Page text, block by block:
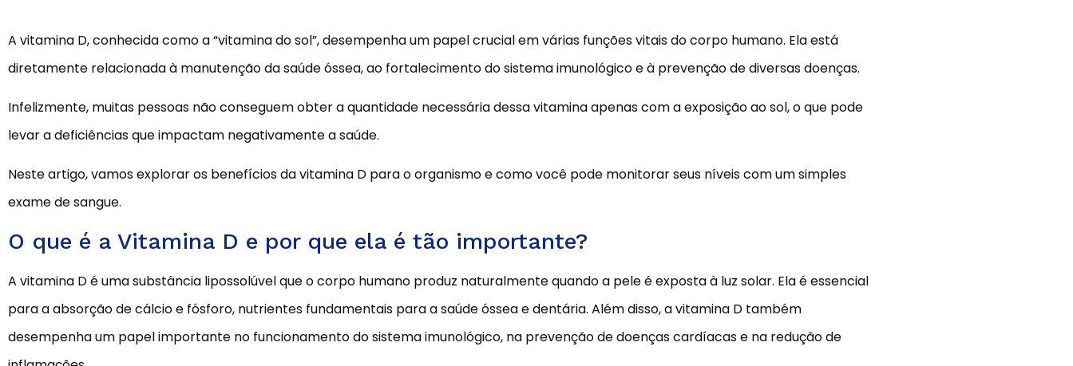
A vitamina D, conhecida como a “vitamina do sol”, desempenha um papel crucial em várias funções vitais do corpo humano. Ela está
diretamente relacionada à manutenção da saúde óssea, ao fortalecimento do sistema imunológico e à prevenção de diversas doenças.
Infelizmente, muitas pessoas não conseguem obter a quantidade necessária dessa vitamina apenas com a exposição ao sol, o que pode
levar a deficiências que impactam negativamente a saúde.
Neste artigo, vamos explorar os benefícios da vitamina D para o organismo e como você pode monitorar seus níveis com um simples
exame de sangue.
O que é a Vitamina D e por que ela é tão importante?
A vitamina D é uma substância lipossolúvel que o corpo humano produz naturalmente quando a pele é exposta à luz solar. Ela é essencial
para a absorção de cálcio e fósforo, nutrientes fundamentais para a saúde óssea e dentária. Além disso, a vitamina D também
desempenha um papel importante no funcionamento do sistema imunológico, na prevenção de doenças cardíacas e na redução de